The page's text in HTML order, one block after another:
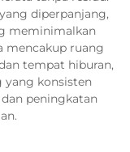
diperpanjang,
meminimalkan
mencakup ruang
tempat hiburan,
yang konsisten
peningkatan